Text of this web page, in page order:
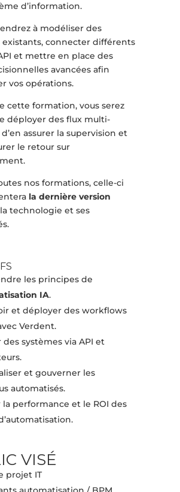
d’information.
à modéliser des
existants, connecter différents
et mettre en place des
avancées afin
vos opérations.
cette formation, vous serez
déployer des flux multi-
assurer la supervision et
le retour sur
nos formations, celle-ci
la dernière version
technologie et ses
les principes de
IA.
et déployer des workflows
Verdent.
systèmes via API et
et gouverner les
automatisés.
la performance et le ROI des
VISÉ
projet IT